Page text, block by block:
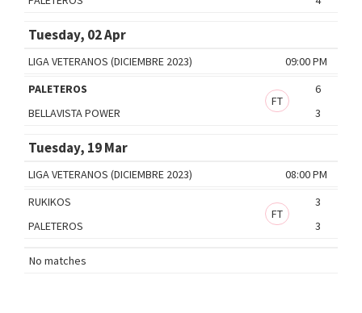
Tuesday, 02 Apr
09:00 PM
LIGA VETERANOS (DICIEMBRE 2023)
PALETEROS
6
FT
BELLAVISTA POWER
3
Tuesday, 19 Mar
08:00 PM
LIGA VETERANOS (DICIEMBRE 2023)
RUKIKOS
3
FT
PALETEROS
3
No matches